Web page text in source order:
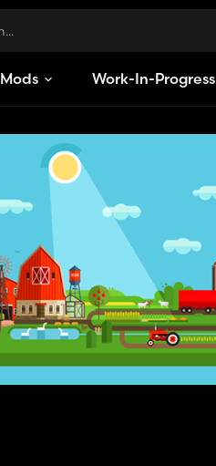
Mods Work-In-Progress